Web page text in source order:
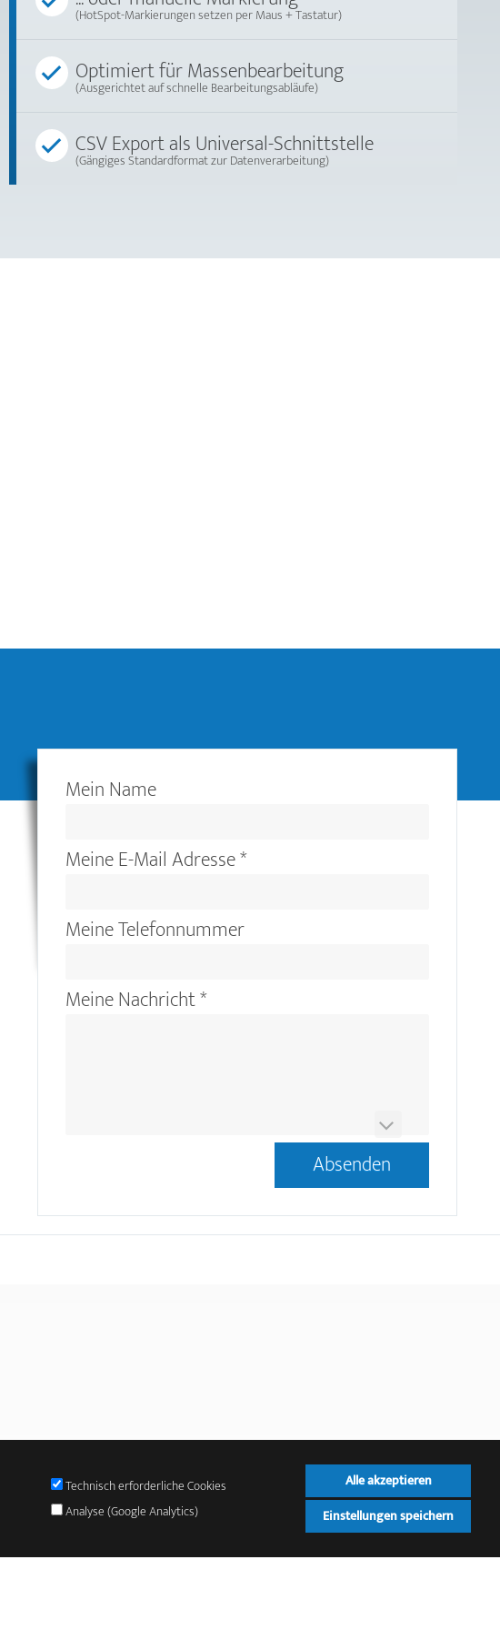
(HotSpot-Markierungen setzen per Maus + Tastatur)
Optimiert für Massenbearbeitung
(Ausgerichtet auf schnelle Bearbeitungsabläufe)
CSV Export als Universal-Schnittstelle
(Gängiges Standardformat zur Datenverarbeitung)
Mein Name
Meine E-Mail Adresse*
Meine Telefonnummer
Meine Nachricht*
Beantworten Sie bitte diese Frage zum
Ist das OCRMarkdesk Logo Blau oder Gelb?*
Technisch erforderliche Cookies
Analyse (Google Analytics)
Alle akzeptieren
Einstellungen speichern